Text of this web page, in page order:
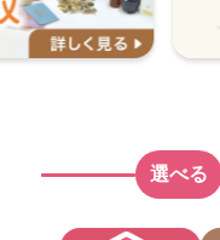
選べる